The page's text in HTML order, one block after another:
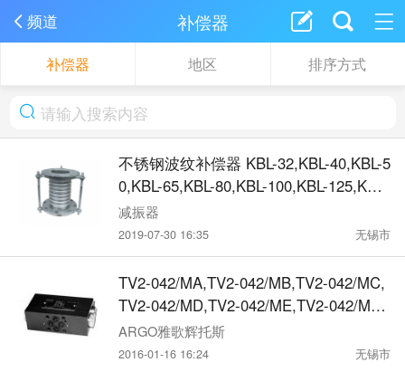
频道 补偿器
补偿器 地区 排序方式
不锈钢波纹补偿器 KBL-32,KBL-40,KBL-5
0,KBL-65,KBL-80,KBL-100,KBL-125,KBL-
150,KBL-200,KBL-250,KBL-300
减振器
2019-07-30 16:35 无锡市
TV2-042/MA,TV2-042/MB,TV2-042/MC,
TV2-042/MD,TV2-042/ME,TV2-042/MF,
ARGO 2路压力补偿器
ARGO雅歌辉托斯
2016-01-16 16:24 无锡市